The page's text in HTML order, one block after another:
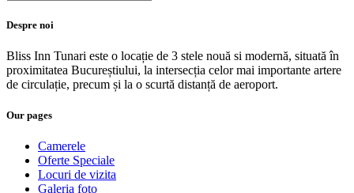
Despre noi
Bliss Inn Tunari este o locație de 3 stele nouă si modernă, situată în
proximitatea Bucureștiului, la intersecția celor mai importante artere
de circulație, precum și la o scurtă distanță de aeroport.
Our pages
Camerele
Oferte Speciale
Locuri de vizita
Galeria foto